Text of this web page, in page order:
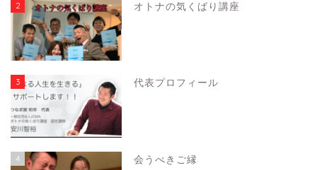
2 オトナの気くばり講座
3 代表プロフィール
4 会うべきご縁